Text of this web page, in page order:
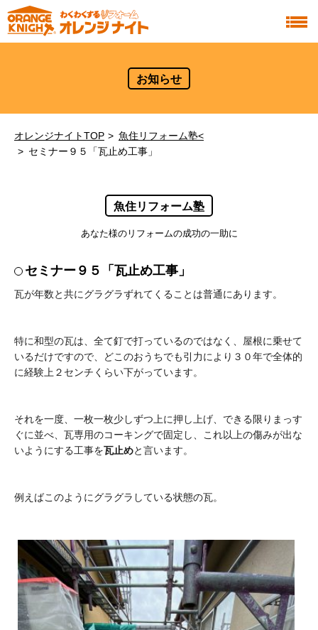
お知らせ
オレンジナイトTOP
魚住リフォーム塾<
セミナー９５「瓦止め工事」
魚住リフォーム塾
あなた様のリフォームの成功の一助に
セミナー９５「瓦止め工事」
瓦が年数と共にグラグラずれてくることは普通にあります。
特に和型の瓦は、全て釘で打っているのではなく、屋根に乗せて
いるだけですので、どこのおうちでも引力により３０年で全体的
に経験上２センチくらい下がっています。
それを一度、一枚一枚少しずつ上に押し上げ、できる限りまっす
ぐに並べ、瓦専用のコーキングで固定し、これ以上の傷みが出な
いようにする工事を瓦止めと言います。
例えばこのようにグラグラしている状態の瓦。